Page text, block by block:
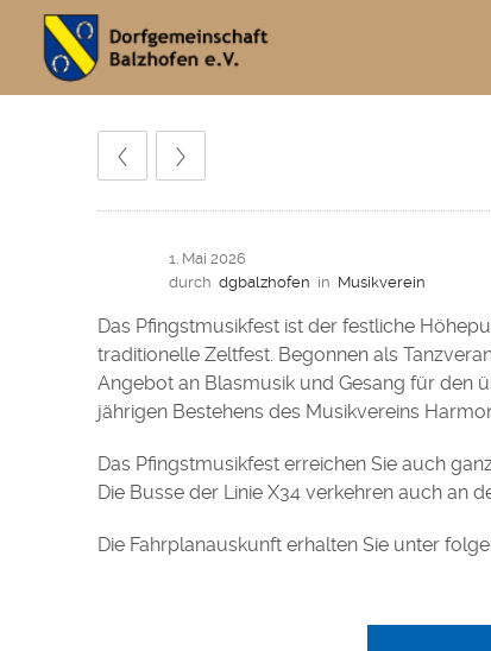
1. Mai 2026
durch dgbalzhofen in Musikverein
Das Pfingstmusikfest ist der festliche
traditionelle Zeltfest. Begonnen als
Angebot an Blasmusik und Gesang für den
jährigen Bestehens des Musikvereins
Das Pfingstmusikfest erreichen Sie auch
Die Busse der Linie X34 verkehren auch an
Die Fahrplanauskunft erhalten Sie unter